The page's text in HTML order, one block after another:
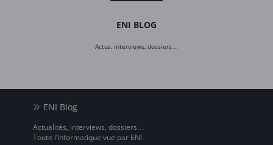
ENI BLOG
Actus, interviews, dossiers…
ENI Blog
Actualités, interviews, dossiers…
Toute l’informatique vue par ENI